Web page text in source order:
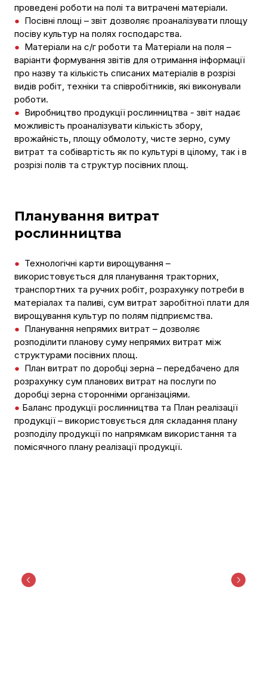
проведені роботи на полі та витрачені матеріали.
● Посівні площі – звіт дозволяє проаналізувати площу
посіву культур на полях господарства.
● Матеріали на с/г роботи та Матеріали на поля –
варіанти формування звітів для отримання інформації
про назву та кількість списаних матеріалів в розрізі
видів робіт, техніки та співробітників, які виконували
роботи.
● Виробництво продукції рослинництва - звіт надає
можливість проаналізувати кількість збору,
врожайність, площу обмолоту, чисте зерно, суму
витрат та собівартість як по культурі в цілому, так і в
розрізі полів та структур посівних площ.
Планування витрат
рослинництва
● Технологічні карти вирощування –
використовується для планування тракторних,
транспортних та ручних робіт, розрахунку потреби в
матеріалах та паливі, сум витрат заробітної плати для
вирощування культур по полям підприємства.
● Планування непрямих витрат – дозволяє
розподілити планову суму непрямих витрат між
структурами посівних площ.
● План витрат по доробці зерна – передбачено для
розрахунку сум планових витрат на послуги по
доробці зерна сторонніми організаціями.
● Баланс продукції рослинництва та План реалізації
продукції – використовується для складання плану
розподілу продукції по напрямкам використання та
помісячного плану реалізації продукції.